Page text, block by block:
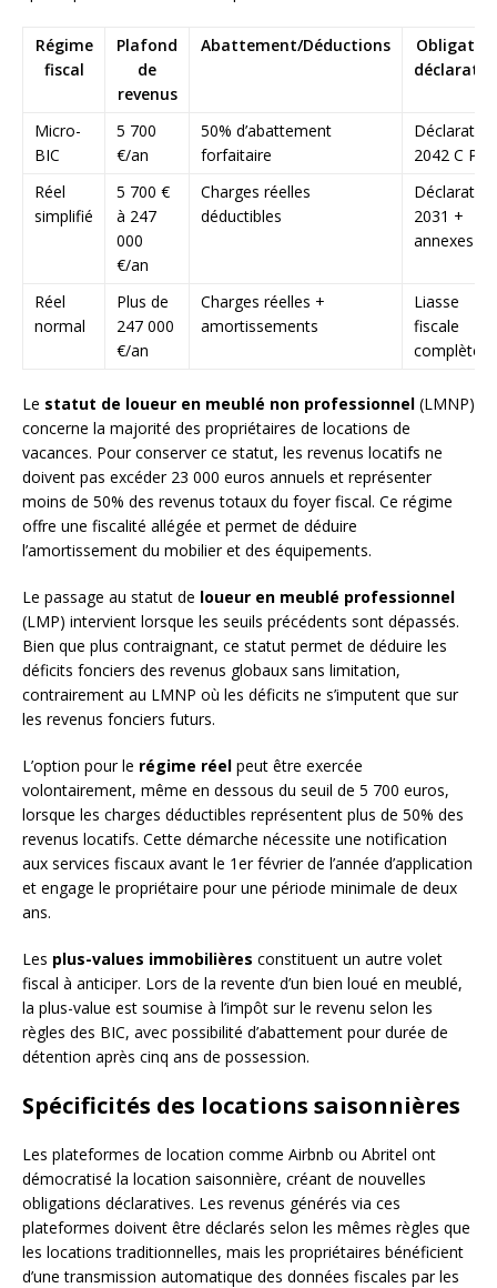
Régime
fiscal
Plafond
de
revenus
Abattement/Déductions
Micro-
BIC
5 700
€/an
50% d’abattement
forfaitaire
Déclaration
2042 C
Réel
simplifié
5 700 €
à 247
000
€/an
Charges réelles
déductibles
Déclaration
2031 +
annexes
Réel
normal
Plus de
247 000
€/an
Charges réelles +
amortissements
Liasse
fiscale
complète
Le statut de loueur en meublé non professionnel (LMNP)
concerne la majorité des propriétaires de locations de
vacances. Pour conserver ce statut, les revenus locatifs ne
doivent pas excéder 23 000 euros annuels et représenter
moins de 50% des revenus totaux du foyer fiscal. Ce régime
offre une fiscalité allégée et permet de déduire
l’amortissement du mobilier et des équipements.
Le passage au statut de loueur en meublé professionnel
(LMP) intervient lorsque les seuils précédents sont dépassés.
Bien que plus contraignant, ce statut permet de déduire les
déficits fonciers des revenus globaux sans limitation,
contrairement au LMNP où les déficits ne s’imputent que sur
les revenus fonciers futurs.
L’option pour le régime réel peut être exercée
volontairement, même en dessous du seuil de 5 700 euros,
lorsque les charges déductibles représentent plus de 50% des
revenus locatifs. Cette démarche nécessite une notification
aux services fiscaux avant le 1er février de l’année d’application
et engage le propriétaire pour une période minimale de deux
ans.
Les plus-values immobilières constituent un autre volet
fiscal à anticiper. Lors de la revente d’un bien loué en meublé,
la plus-value est soumise à l’impôt sur le revenu selon les
règles des BIC, avec possibilité d’abattement pour durée de
détention après cinq ans de possession.
Spécificités des locations saisonnières
Les plateformes de location comme Airbnb ou Abritel ont
démocratisé la location saisonnière, créant de nouvelles
obligations déclaratives. Les revenus générés via ces
plateformes doivent être déclarés selon les mêmes règles que
les locations traditionnelles, mais les propriétaires bénéficient
d’une transmission automatique des données fiscales par les